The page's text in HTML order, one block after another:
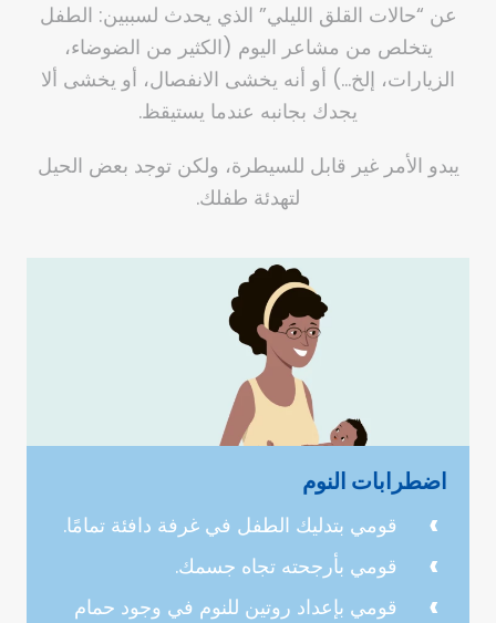
عن “حالات القلق الليلي” الذي يحدث لسببين: الطفل
يتخلص من مشاعر اليوم (الكثير من الضوضاء،
الزيارات، إلخ…) أو أنه يخشى الانفصال، أو يخشى ألا
يجدك بجانبه عندما يستيقظ.
يبدو الأمر غير قابل للسيطرة، ولكن توجد بعض الحيل
لتهدئة طفلك.
اضطرابات النوم
قومي بتدليك الطفل في غرفة دافئة تمامًا.
قومي بأرجحته تجاه جسمك.
قومي بإعداد روتين للنوم في وجود حمام